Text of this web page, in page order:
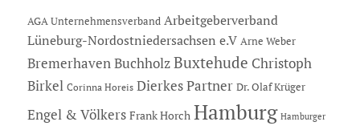
AGA Unternehmensverband Arbeitgeberverband
Lüneburg-Nordostniedersachsen e.V Arne Weber
Bremerhaven Buchholz Buxtehude Christoph
Birkel Corinna Horeis Dierkes Partner Dr. Olaf Krüger
Engel & Völkers Frank Horch Hamburg Hamburger